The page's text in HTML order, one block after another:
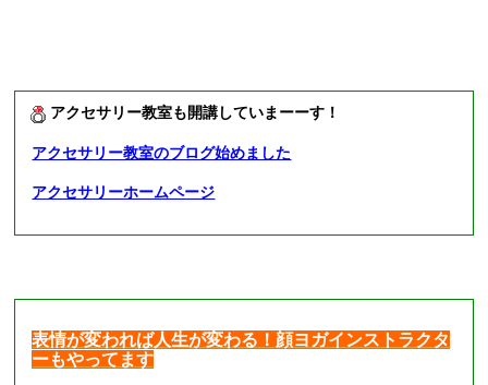
アクセサリー教室も開講していまーーす！
アクセサリー教室のブログ始めました
アクセサリーホームページ
表情が変われば人生が変わる！顔ヨガインストラクタ
ーもやってます